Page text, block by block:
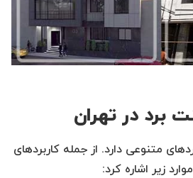
برد در تهران
متنوعی دارد. از جمله کاربردهای
زیر اشاره کرد: